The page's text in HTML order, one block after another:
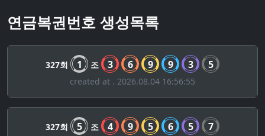
연금복권번호 생성목록
327회 1 조 3 6 9 9 3 5
created at . 2026.08.04 16:56:55
327회 5 조 4 9 5 6 5 7